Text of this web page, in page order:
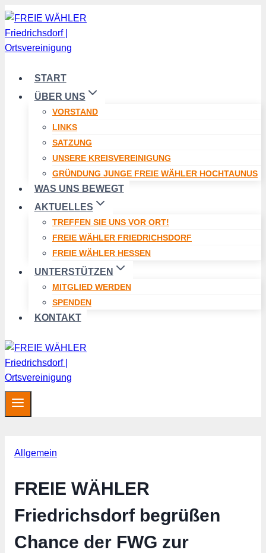
Zum
START
ÜBER UNS
VORSTAND
LINKS
SATZUNG
UNSERE KREISVEREINIGUNG
GRÜNDUNG JUNGE FREIE WÄHLER HOCHTAUNUS
WAS UNS BEWEGT
AKTUELLES
TREFFEN SIE UNS VOR ORT!
FREIE WÄHLER FRIEDRICHSDORF
FREIE WÄHLER HESSEN
UNTERSTÜTZEN
MITGLIED WERDEN
SPENDEN
KONTAKT
Allgemein
FREIE WÄHLER
Friedrichsdorf begrüßen
Chance der FWG zur